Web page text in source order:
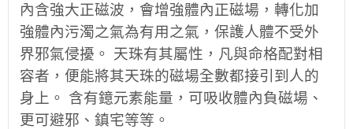
內含強大正磁波，會增強體內正磁場，轉化加
強體內污濁之氣為有用之氣，保護人體不受外
界邪氣侵擾。 天珠有其屬性，凡與命格配對相
容者，便能將其天珠的磁場全數都接引到人的
身上。 含有鐿元素能量，可吸收體內負磁場、
更可避邪、鎮宅等等。